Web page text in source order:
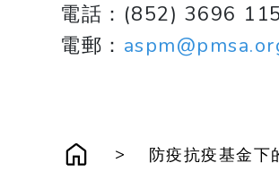
電話：(852) 3696
​​​​​​​電郵：
> 防疫抗疫基金下